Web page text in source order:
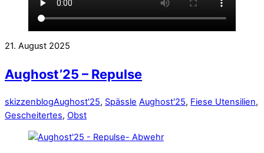
21. August 2025
Aughost’25 – Repulse
skizzenblogAughost'25, Spässle Aughost'25, Fiese Utensilien,
Gescheitertes, Obst